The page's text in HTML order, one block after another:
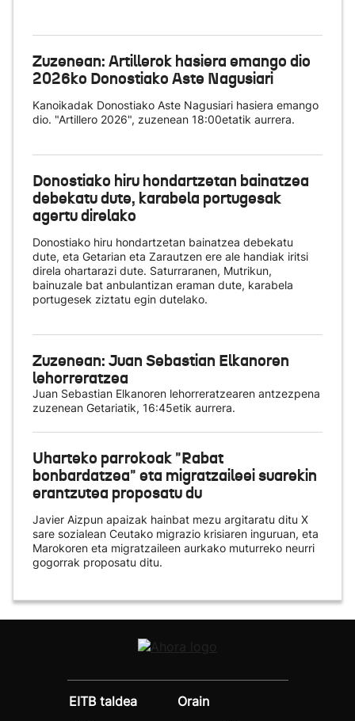
Zuzenean: Artillerok hasiera emango dio
2026ko Donostiako Aste Nagusiari
Kanoikadak Donostiako Aste Nagusiari hasiera emango
dio. "Artillero 2026", zuzenean 18:00etatik aurrera.
Donostiako hiru hondartzetan bainatzea
debekatu dute, karabela portugesak
agertu direlako
Donostiako hiru hondartzetan bainatzea debekatu
dute, eta Getarian eta Zarautzen ere ale handiak iritsi
direla ohartarazi dute. Saturraranen, Mutrikun,
bainuzale bat anbulantizan eraman dute, karabela
portugesek ziztatu egin dutelako.
Zuzenean: Juan Sebastian Elkanoren
lehorreratzea
Juan Sebastian Elkanoren lehorreratzearen antzezpena
zuzenean Getariatik, 16:45etik aurrera.
Uharteko parrokoak "Rabat
bonbardatzea" eta migratzaileei suarekin
erantzutea proposatu du
Javier Aizpun apaizak hainbat mezu argitaratu ditu X
sare sozialean Ceutako migrazio krisiaren inguruan, eta
Marokoren eta migratzaileen aurkako muturreko neurri
gogorrak proposatu ditu.
EITB taldea
Orain